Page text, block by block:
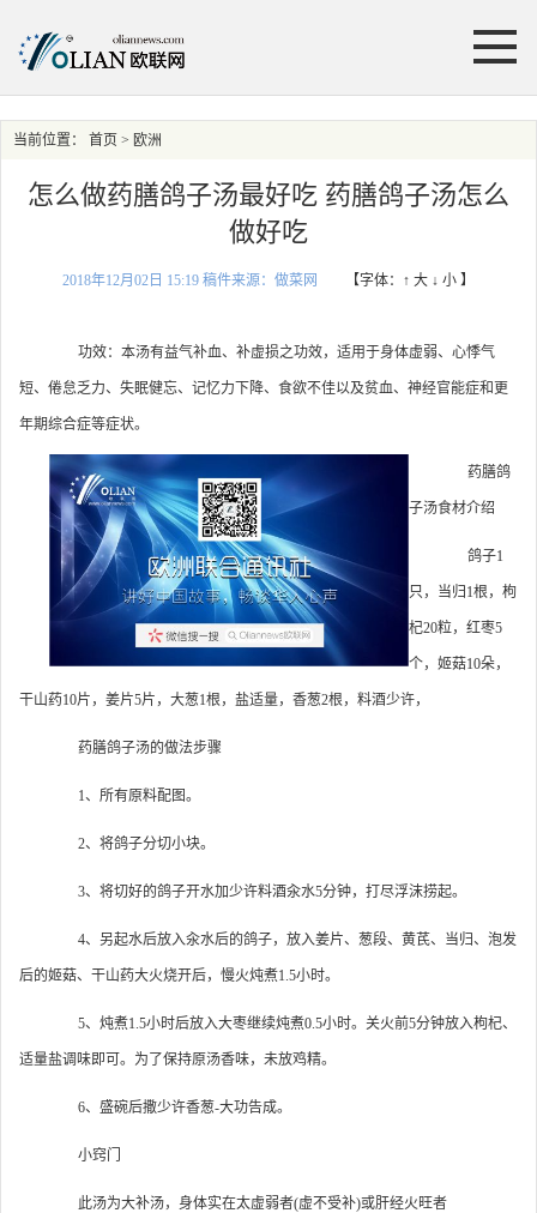
当前位置： 首页 > 欧洲
怎么做药膳鸽子汤最好吃 药膳鸽子汤怎么
做好吃
2018年12月02日 15:19 稿件来源：做菜网 【字体： ↑ 大 ↓ 小 】
功效：本汤有益气补血、补虚损之功效，适用于身体虚弱、心悸气
短、倦怠乏力、失眠健忘、记忆力下降、食欲不佳以及贫血、神经官能症和更
年期综合症等症状。
药膳鸽
子汤食材介绍
鸽子1
只，当归1根，枸
杞20粒，红枣5
个，姬菇10朵，
干山药10片，姜片5片，大葱1根，盐适量，香葱2根，料酒少许，
药膳鸽子汤的做法步骤
1、所有原料配图。
2、将鸽子分切小块。
3、将切好的鸽子开水加少许料酒汆水5分钟，打尽浮沫捞起。
4、另起水后放入汆水后的鸽子，放入姜片、葱段、黄芪、当归、泡发
后的姬菇、干山药大火烧开后，慢火炖煮1.5小时。
5、炖煮1.5小时后放入大枣继续炖煮0.5小时。关火前5分钟放入枸杞、
适量盐调味即可。为了保持原汤香味，未放鸡精。
6、盛碗后撒少许香葱-大功告成。
小窍门
此汤为大补汤，身体实在太虚弱者(虚不受补)或肝经火旺者